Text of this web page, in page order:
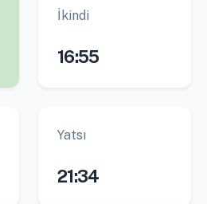
İkindi
16:55
Yatsı
21:34